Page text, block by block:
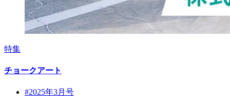
特集
チョークアート
#2025年3月号